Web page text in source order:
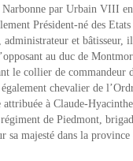
Narbonne par Urbain VIII en
Président-né des
administrateur et bâtisseur,
au duc de
le collier de commandeur
chevalier de
attribuée à Claude-
de Piedmont,
sa majesté dans la